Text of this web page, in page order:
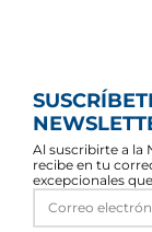
Al suscribirte a la
recibe en tu
excepcionales